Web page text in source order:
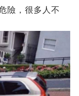
險，很多人不